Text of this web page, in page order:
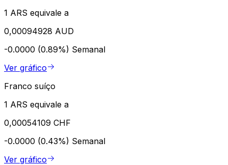
1 ARS equivale a
0,00094928 AUD
-0.0000 (0.89%) Semanal
Ver gráfico
Franco suíço
1 ARS equivale a
0,00054109 CHF
-0.0000 (0.43%) Semanal
Ver gráfico